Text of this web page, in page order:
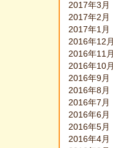
2017年3月
2017年2月
2017年1月
2016年12月
2016年11月
2016年10月
2016年9月
2016年8月
2016年7月
2016年6月
2016年5月
2016年4月